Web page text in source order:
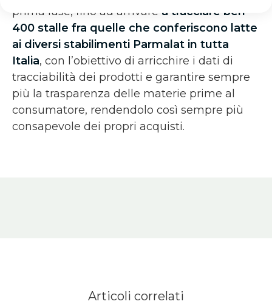
prima fase, fino ad arrivare a tracciare ben
400 stalle fra quelle che conferiscono latte
ai diversi stabilimenti Parmalat in tutta
Italia, con l’obiettivo di arricchire i dati di
tracciabilità dei prodotti e garantire sempre
più la trasparenza delle materie prime al
consumatore, rendendolo così sempre più
consapevole dei propri acquisti.
Articoli correlati